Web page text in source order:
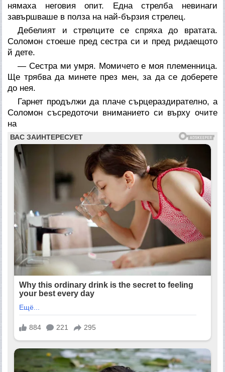
нямаха неговия опит. Една стрелба невинаги
завършваше в полза на най-бързия стрелец.
Дебелият и стрелците се спряха до вратата.
Соломон стоеше пред сестра си и пред ридаещото
й дете.
— Сестра ми умря. Момичето е моя племенница.
Ще трябва да минете през мен, за да се доберете
до нея.
Гарнет продължи да плаче сърцераздирателно, а
Соломон съсредоточи вниманието си върху очите
на